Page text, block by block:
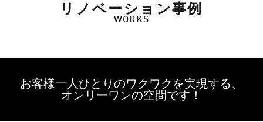
リノベーション事例
WORKS
お客様一人ひとりのワクワクを実現する、
オンリーワンの空間です！